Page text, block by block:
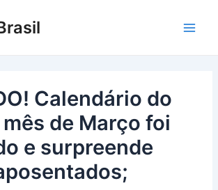
Calendário do
mês de Março foi
e surpreende